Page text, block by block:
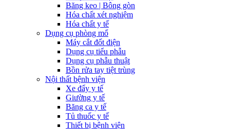
Băng keo | Bông gòn
Hóa chất xét nghiệm
Hóa chất y tế
Dụng cụ phòng mổ
Máy cắt đốt điện
Dụng cụ tiểu phẫu
Dụng cụ phẫu thuật
Bồn rửa tay tiệt trùng
Nội thất bệnh viện
Xe đẩy y tế
Giường y tế
Băng ca y tế
Tủ thuốc y tế
Thiết bị bệnh viện